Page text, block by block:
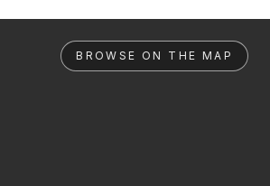
BROWSE ON THE MAP